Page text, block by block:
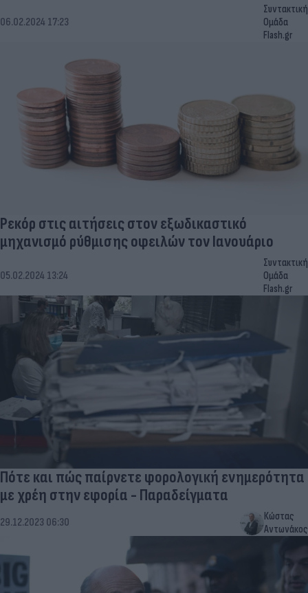
06.02.2024 17:23
Συντακτική
Ομάδα
Flash.gr
Ρεκόρ στις αιτήσεις στον εξωδικαστικό
μηχανισμό ρύθμισης οφειλών τον Ιανουάριο
05.02.2024 13:24
Συντακτική
Ομάδα
Flash.gr
Πότε και πώς παίρνετε φορολογική ενημερότητα
με χρέη στην εφορία - Παραδείγματα
29.12.2023 06:30
Κώστας
Αντωνάκος